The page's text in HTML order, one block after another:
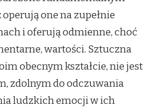
one na zupełnie
i oferują odmienne, choć
wartości. Sztuczna
obecnym kształcie, nie jest
zdolnym do odczuwania
ludzkich emocji w ich